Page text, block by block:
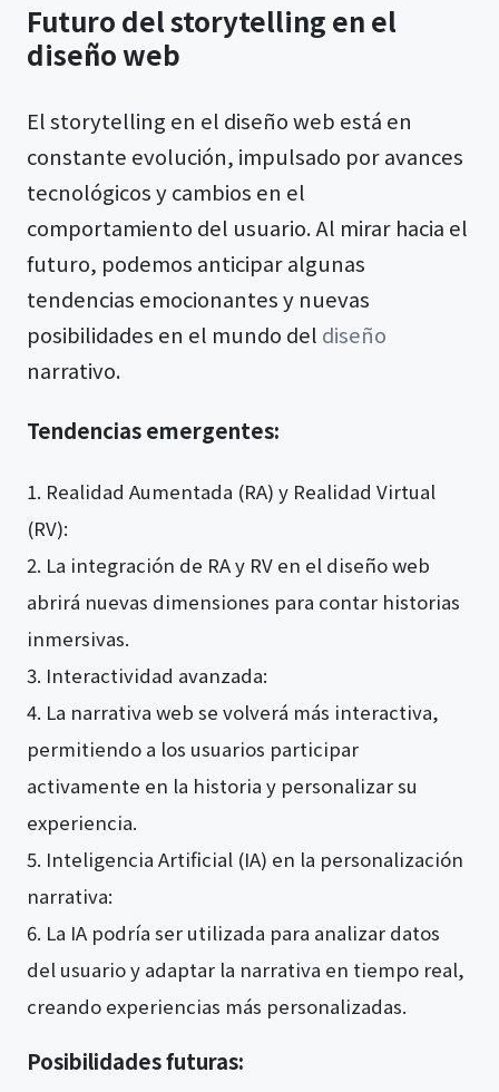
Futuro del storytelling en el
diseño web
El storytelling en el diseño web está en
constante evolución, impulsado por avances
tecnológicos y cambios en el
comportamiento del usuario. Al mirar hacia el
futuro, podemos anticipar algunas
tendencias emocionantes y nuevas
posibilidades en el mundo del diseño
narrativo.
Tendencias emergentes:
Realidad Aumentada (RA) y Realidad Virtual
(RV):
La integración de RA y RV en el diseño web
abrirá nuevas dimensiones para contar historias
inmersivas.
Interactividad avanzada:
La narrativa web se volverá más interactiva,
permitiendo a los usuarios participar
activamente en la historia y personalizar su
experiencia.
Inteligencia Artificial (IA) en la personalización
narrativa:
La IA podría ser utilizada para analizar datos
del usuario y adaptar la narrativa en tiempo real,
creando experiencias más personalizadas.
Posibilidades futuras: